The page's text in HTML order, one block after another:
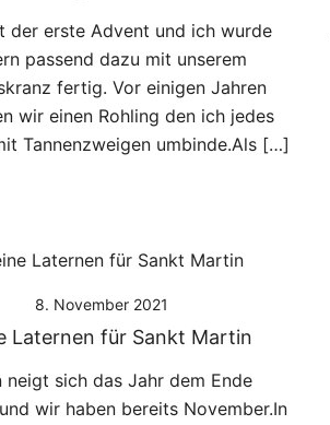
der erste Advent und ich wurde
passend dazu mit unserem
fertig. Vor einigen Jahren
wir einen Rohling den ich jedes
Tannenzweigen umbinde.Als […]
8. November 2021
Laternen für Sankt Martin
neigt sich das Jahr dem Ende
wir haben bereits November.In